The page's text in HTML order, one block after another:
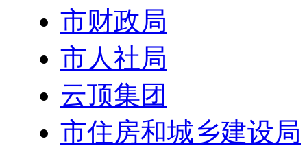
市财政局
市人社局
云顶集团
市住房和城乡建设局